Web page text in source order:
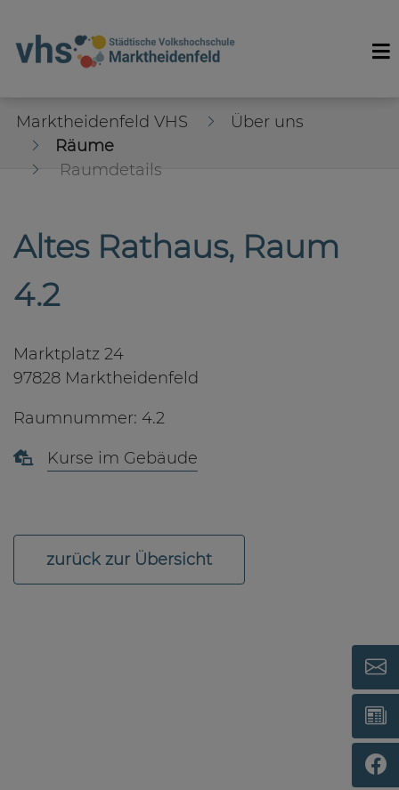
Marktheidenfeld VHS
Über uns
Räume
Raumdetails
Altes Rathaus, Raum
4.2
Marktplatz 24
97828 Marktheidenfeld
Raumnummer: 4.2
Kurse im Gebäude
zurück zur Übersicht